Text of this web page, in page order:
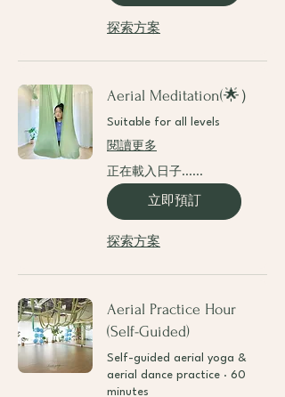
探索方案
Aerial Meditation(🌟）
Suitable for all levels
閱讀更多
正在載入日子......
立即預訂
探索方案
Aerial Practice Hour
(Self-Guided)
Self-guided aerial yoga &
aerial dance practice · 60
minutes